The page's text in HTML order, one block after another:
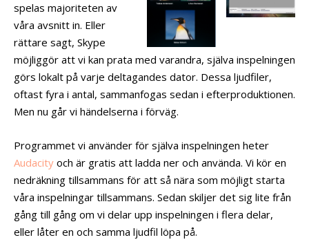
spelas majoriteten av
våra avsnitt in. Eller
rättare sagt, Skype
möjliggör att vi kan prata med varandra, själva inspelningen
görs lokalt på varje deltagandes dator. Dessa ljudfiler,
oftast fyra i antal, sammanfogas sedan i efterproduktionen.
Men nu går vi händelserna i förväg.
Programmet vi använder för själva inspelningen heter
Audacity och är gratis att ladda ner och använda. Vi kör en
nedräkning tillsammans för att så nära som möjligt starta
våra inspelningar tillsammans. Sedan skiljer det sig lite från
gång till gång om vi delar upp inspelningen i flera delar,
eller låter en och samma ljudfil löpa på.